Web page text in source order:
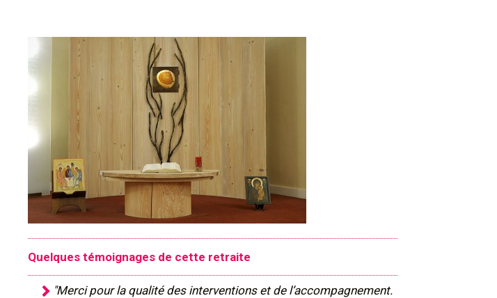
Quelques témoignages de cette retraite
"Merci pour la qualité des interventions et de l’accompagnement.